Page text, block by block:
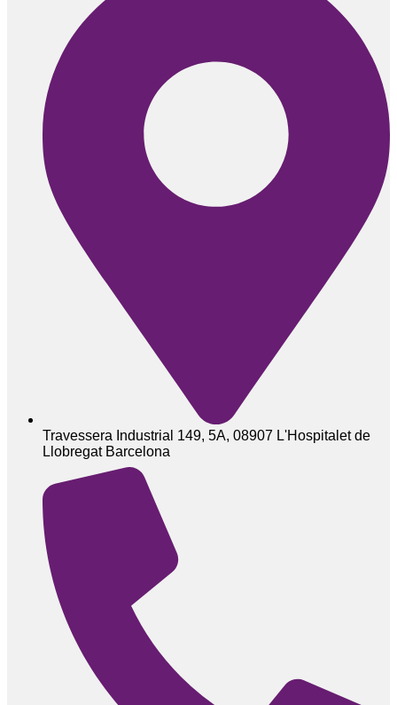
Travessera Industrial 149, 5A, 08907 L'Hospitalet de
Llobregat Barcelona